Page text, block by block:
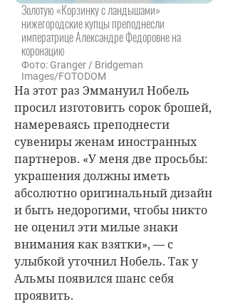
Золотую «Корзинку с ландышами»
нижегородские купцы преподнесли
императрице Александре Федоровне на
коронацию
Фото: Granger / Bridgeman
Images/FOTODOM
На этот раз Эммануил Нобель
просил изготовить сорок брошей,
намереваясь преподнести
сувениры женам иностранных
партнеров. «У меня две просьбы:
украшения должны иметь
абсолютно оригинальный дизайн
и быть недорогими, чтобы никто
не оценил эти милые знаки
внимания как взятки», — с
улыбкой уточнил Нобель. Так у
Альмы появился шанс себя
проявить.